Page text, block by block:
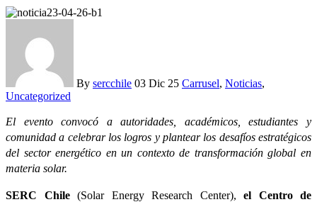
By sercchile 03 Dic 25 Carrusel, Noticias,
Uncategorized
El evento convocó a autoridades, académicos, estudiantes y
comunidad a celebrar los logros y plantear los desafíos estratégicos
del sector energético en un contexto de transformación global en
materia solar.
SERC Chile(Solar Energy Research Center), el Centro de